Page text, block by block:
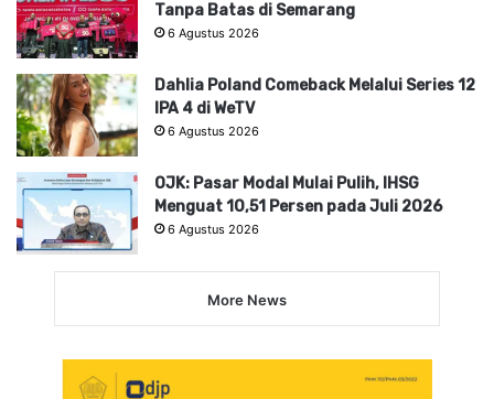
Tanpa Batas di Semarang
6 Agustus 2026
Dahlia Poland Comeback Melalui Series 12
IPA 4 di WeTV
6 Agustus 2026
OJK: Pasar Modal Mulai Pulih, IHSG
Menguat 10,51 Persen pada Juli 2026
6 Agustus 2026
More News